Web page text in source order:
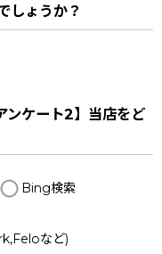
しょうか？
ンケート2】当店をど
Bing検索
など)